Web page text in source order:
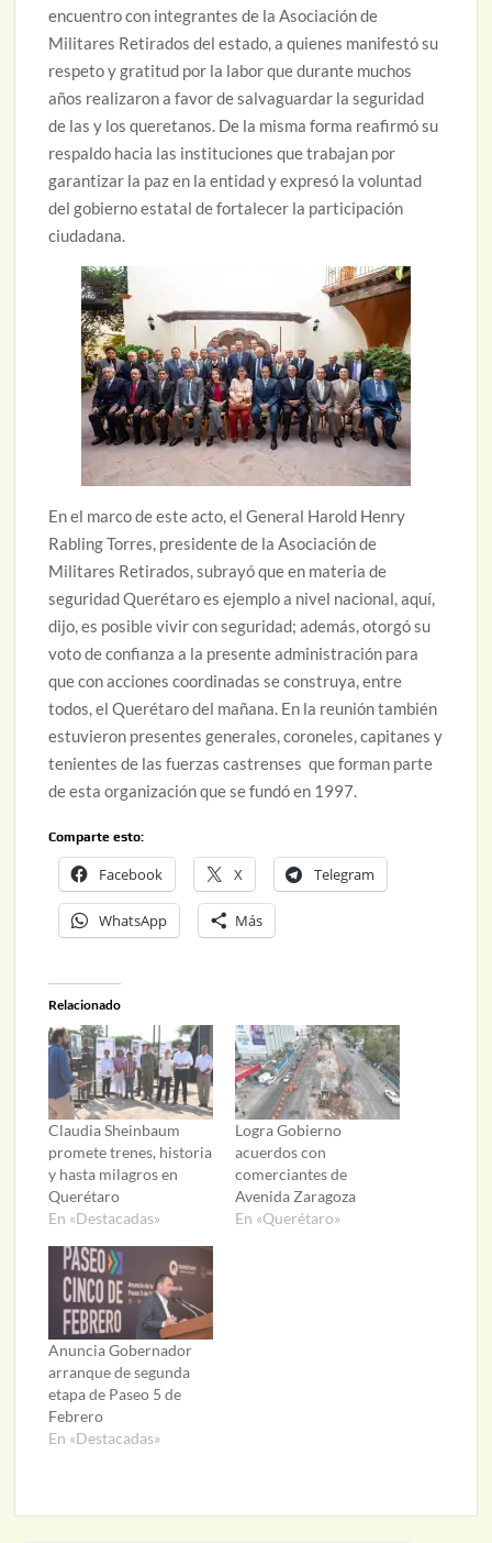
encuentro con integrantes de la Asociación de
Militares Retirados del estado, a quienes manifestó su
respeto y gratitud por la labor que durante muchos
años realizaron a favor de salvaguardar la seguridad
de las y los queretanos. De la misma forma reafirmó su
respaldo hacia las instituciones que trabajan por
garantizar la paz en la entidad y expresó la voluntad
del gobierno estatal de fortalecer la participación
ciudadana.
En el marco de este acto, el General Harold Henry
Rabling Torres, presidente de la Asociación de
Militares Retirados, subrayó que en materia de
seguridad Querétaro es ejemplo a nivel nacional, aquí,
dijo, es posible vivir con seguridad; además, otorgó su
voto de confianza a la presente administración para
que con acciones coordinadas se construya, entre
todos, el Querétaro del mañana. En la reunión también
estuvieron presentes generales, coroneles, capitanes y
tenientes de las fuerzas castrenses que forman parte
de esta organización que se fundó en 1997.
Comparte esto:
Facebook X Telegram
WhatsApp Más
Relacionado
Claudia Sheinbaum
promete trenes, historia
y hasta milagros en
Querétaro
En «Destacadas»
Logra Gobierno
acuerdos con
comerciantes de
Avenida Zaragoza
En «Querétaro»
Anuncia Gobernador
arranque de segunda
etapa de Paseo 5 de
Febrero
En «Destacadas»